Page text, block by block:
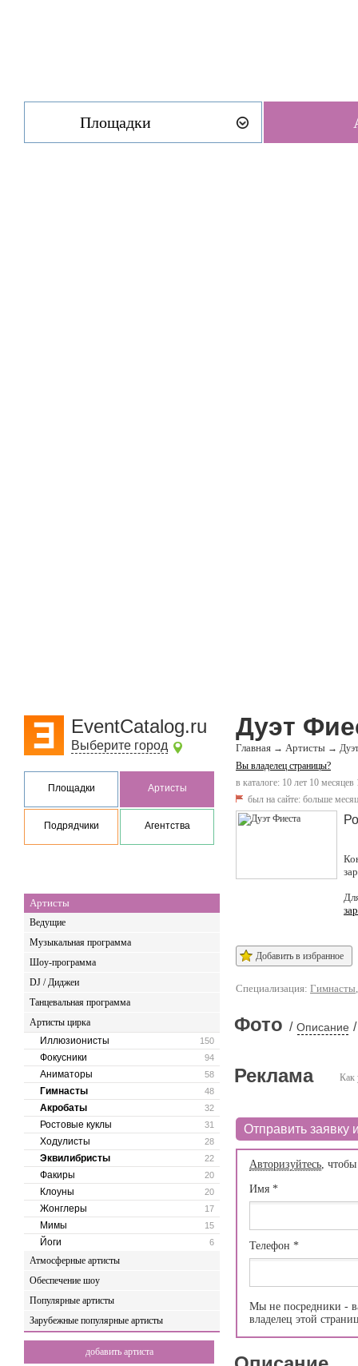
Площадки
EventCatalog.ru
Выберите город
Площадки Артисты
Подрядчики Агентства
Артисты
Ведущие
Музыкальная программа
Шоу-программа
DJ / Диджеи
Танцевальная программа
Артисты цирка
150
Иллюзионисты
94
Фокусники
58
Аниматоры
48
Гимнасты
32
Акробаты
31
Ростовые куклы
28
Ходулисты
22
Эквилибристы
20
Факиры
20
Клоуны
17
Жонглеры
15
Мимы
6
Йоги
Атмосферные артисты
Обеспечение шоу
Популярные артисты
Зарубежные популярные артисты
добавить артиста
Дуэт
Главная → Артисты →
Вы владелец страницы?
в каталоге: 10 лет 10 месяцев
был на сайте: больше
Добавить в избранное
Специализация: Гимнасты
Фото / Описание /
Как
Реклама
Отправить заявку
Авторизуйтесь,
Имя *
Телефон *
Мы не посредники -
владелец этой